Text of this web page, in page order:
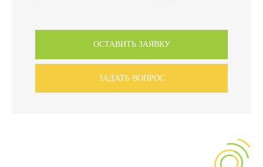
ОСТАВИТЬ ЗАЯВКУ
ЗАДАТЬ ВОПРОС